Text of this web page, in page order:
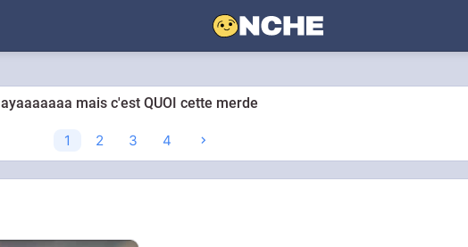
mais c'est QUOI cette merde
1 2 3 4